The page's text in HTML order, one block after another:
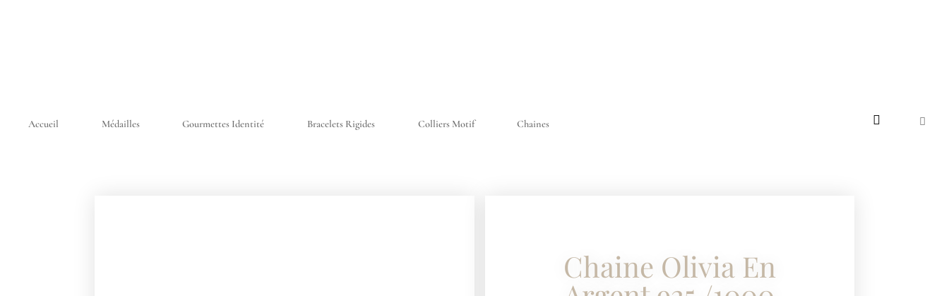
Accueil Médailles Gourmettes Identité Bracelets Rigides Colliers Motif Chaines
Chaine Olivia En